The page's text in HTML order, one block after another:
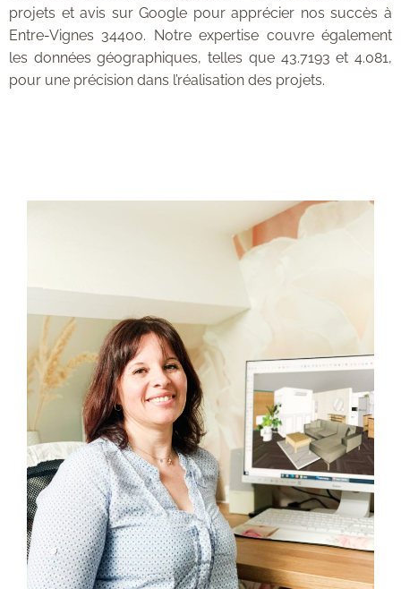
projets et avis sur Google pour apprécier nos succès à
Entre-Vignes 34400. Notre expertise couvre également
les données géographiques, telles que 43.7193 et 4.081,
pour une précision dans l’réalisation des projets.